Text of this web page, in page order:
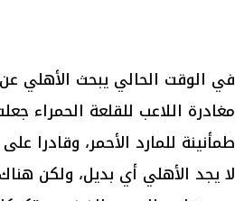
في الوقت الحالي يبحث الأهلي
مغادرة اللاعب للقلعة الحمراء
طمأنينة للمارد الأحمر، وقادرا
لا يجد الأهلي أي بديل، ولكن